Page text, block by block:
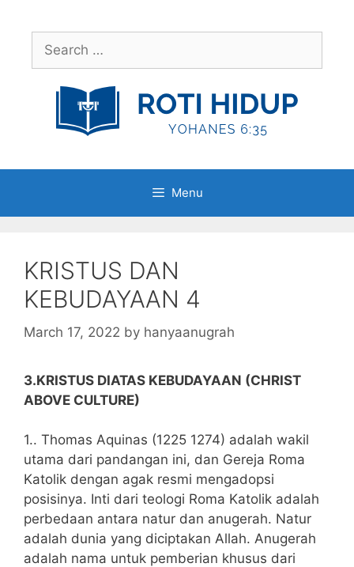
contentSearch
for:
Menu
KRISTUS DAN
KEBUDAYAAN 4
March 17, 2022 by hanyaanugrah
3.KRISTUS DIATAS KEBUDAYAAN (CHRIST
ABOVE CULTURE)
1.. Thomas Aquinas (1225 1274) adalah wakil
utama dari pandangan ini, dan Gereja Roma
Katolik dengan agak resmi mengadopsi
posisinya. Inti dari teologi Roma Katolik adalah
perbedaan antara natur dan anugerah. Natur
adalah dunia yang diciptakan Allah. Anugerah
adalah nama untuk pemberian khusus dari